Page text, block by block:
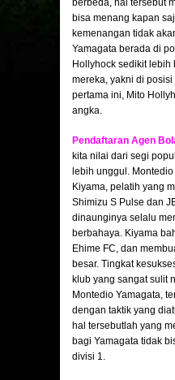
berbeda, hal tersebut
bisa menang kapan
kemenangan tidak
Yamagata berada di
Hollyhock sedikit lebih
mereka, yakni di
pertama ini, Mito
angka.
Pendaftaran Agen
kita nilai dari segi
lebih unggul.
Kiyama, pelatih yang
Shimizu S Pulse dan
dinaunginya selalu
berbahaya. Kiyama
Ehime FC, dan
besar. Tingkat
klub yang sangat sulit
Montedio Yamagata,
dengan taktik yang
hal tersebutlah yang
bagi Yamagata tidak
divisi 1.